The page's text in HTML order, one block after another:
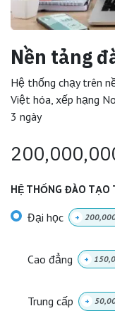
Nền tảng
Hệ thống chạy trên
Việt hóa, xếp hạng
3 ngày
HỆ THỐNG ĐÀO TẠO
Đại học +
Cao đẳng +
Trung cấp +